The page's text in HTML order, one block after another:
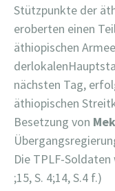
Stützpunkte der
eroberten einen
äthiopischen
nächsten Tag,
äthiopischen
Besetzung von
Die TPLF-
;15, S. 4;14, S.4 f.)